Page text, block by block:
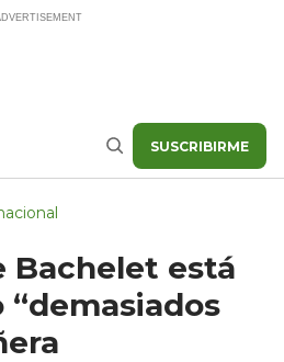
Buscar SUSCRIBIRME
Bachelet está